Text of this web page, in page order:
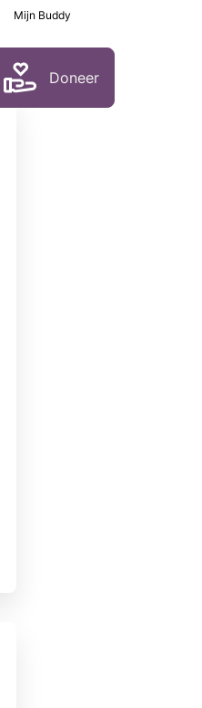
Doneer
Mijn Buddy